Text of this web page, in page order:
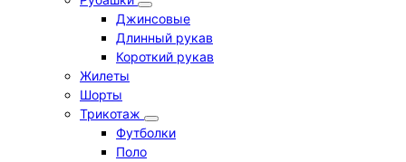
Джинсовые
Длинный рукав
Короткий рукав
Жилеты
Шорты
Трикотаж
Футболки
Поло